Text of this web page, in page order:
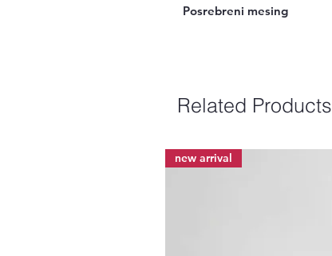
Posrebreni mesing
Related Products
new arrival